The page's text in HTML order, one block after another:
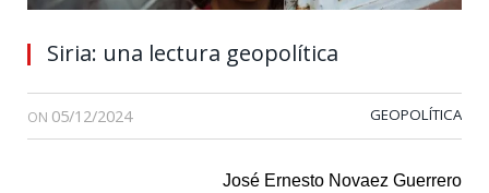
Siria: una lectura geopolítica
ON 05/12/2024 GEOPOLÍTICA
José Ernesto Novaez Guerrero